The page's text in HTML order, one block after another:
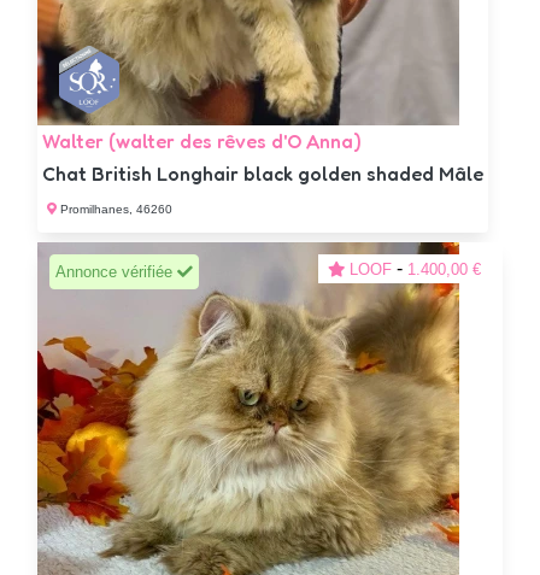
Walter (walter des rêves d'O Anna)
Chat British Longhair black golden shaded Mâle
Promilhanes, 46260
Annonce vérifiée LOOF - 1.400,00 €